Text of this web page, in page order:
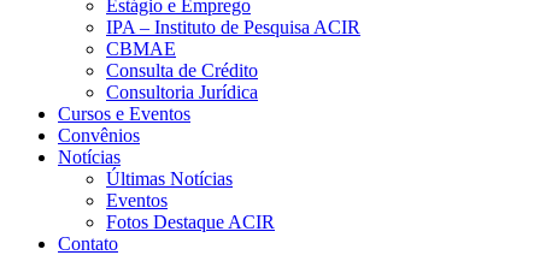
Estágio e Emprego
IPA – Instituto de Pesquisa ACIR
CBMAE
Consulta de Crédito
Consultoria Jurídica
Cursos e Eventos
Convênios
Notícias
Últimas Notícias
Eventos
Fotos Destaque ACIR
Contato